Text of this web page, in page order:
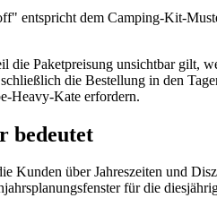
entspricht dem Camping-Kit-
die Paketpreisung unsichtbar
die Bestellung in den
Heavy-Kate erfordern.
bedeutet
Kunden über Jahreszeiten und
für die